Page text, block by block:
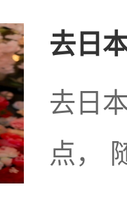
去日
去日
点，